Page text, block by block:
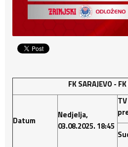
FK SARAJEVO -
Datum
Nedjelja,
03.08.2025. 18:45
TV